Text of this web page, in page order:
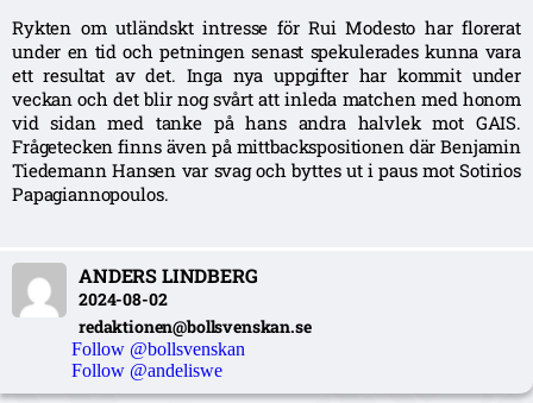
Rykten om utländskt intresse för Rui Modesto har florerat
under en tid och petningen senast spekulerades kunna vara
ett resultat av det. Inga nya uppgifter har kommit under
veckan och det blir nog svårt att inleda matchen med honom
vid sidan med tanke på hans andra halvlek mot GAIS.
Frågetecken finns även på mittbackspositionen där Benjamin
Tiedemann Hansen var svag och byttes ut i paus mot Sotirios
Papagiannopoulos.
ANDERS LINDBERG
2024-08-02
redaktionen@bollsvenskan.se
Follow @bollsvenskan
Follow @andeliswe